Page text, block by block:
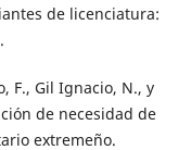
de licenciatura:
F., Gil Ignacio, N., y
de necesidad de
extremeño.